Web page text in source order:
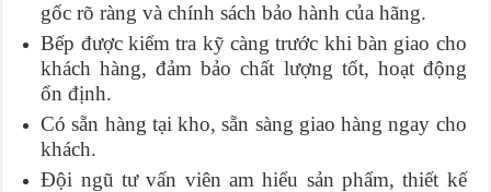
gốc rõ ràng và chính sách bảo hành của hãng.
Bếp được kiểm tra kỹ càng trước khi bàn giao cho
khách hàng, đảm bảo chất lượng tốt, hoạt động
ổn định.
Có sẵn hàng tại kho, sẵn sàng giao hàng ngay cho
khách.
Đội ngũ tư vấn viên am hiểu sản phẩm, thiết kế